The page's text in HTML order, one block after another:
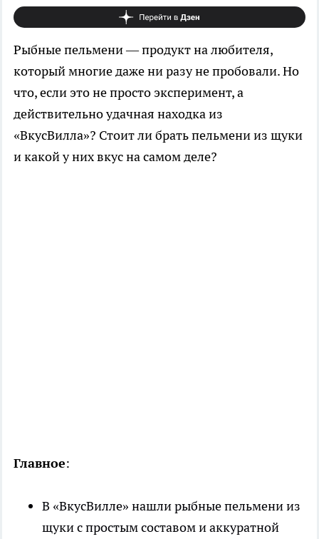
Рыбные пельмени — продукт на любителя,
который многие даже ни разу не пробовали. Но
что, если это не просто эксперимент, а
действительно удачная находка из
«ВкусВилла»? Стоит ли брать пельмени из щуки
и какой у них вкус на самом деле?
Главное:
В «ВкусВилле» нашли рыбные пельмени из
щуки с простым составом и аккуратной